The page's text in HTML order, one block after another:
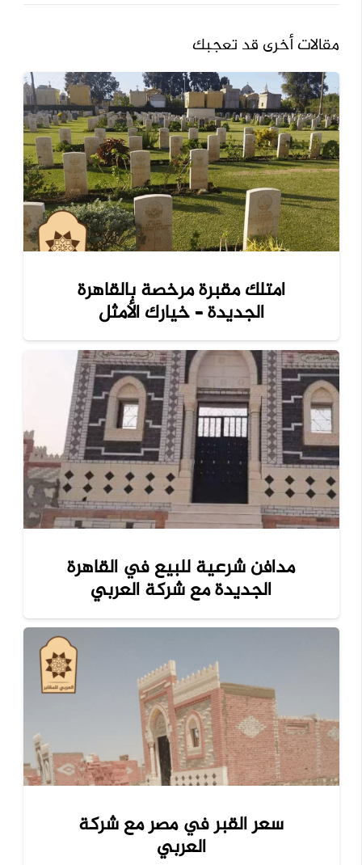
مقالات أخرى قد تعجبك
امتلك مقبرة مرخصة بالقاهرة
الجديدة – خيارك الأمثل
مدافن شرعية للبيع في القاهرة
الجديدة مع شركة العربي
سعر القبر في مصر مع شركة
العربي